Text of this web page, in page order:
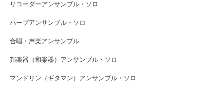
リコーダーアンサンブル・ソロ
ハープアンサンブル・ソロ
合唱・声楽アンサンブル
邦楽器（和楽器）アンサンブル・ソロ
マンドリン（ギタマン）アンサンブル・ソロ